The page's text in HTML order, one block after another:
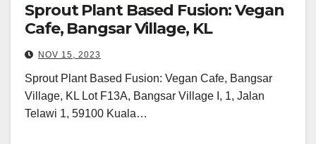
Sprout Plant Based Fusion: Vegan
Cafe, Bangsar Village, KL
NOV 15, 2023
Sprout Plant Based Fusion: Vegan Cafe, Bangsar
Village, KL Lot F13A, Bangsar Village I, 1, Jalan
Telawi 1, 59100 Kuala…